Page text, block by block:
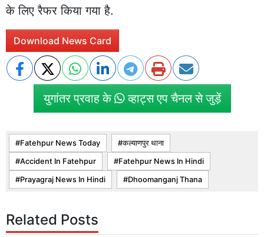
के लिए रैफर किया गया है.
Download News Card
युगांतर प्रवाह के व्हाट्स एप चैनल से जुड़ें
Fatehpur News Today कल्याणपुर थाना
Accident In Fatehpur Fatehpur News In Hindi
Prayagraj News In Hindi Dhoomanganj Thana
Related Posts